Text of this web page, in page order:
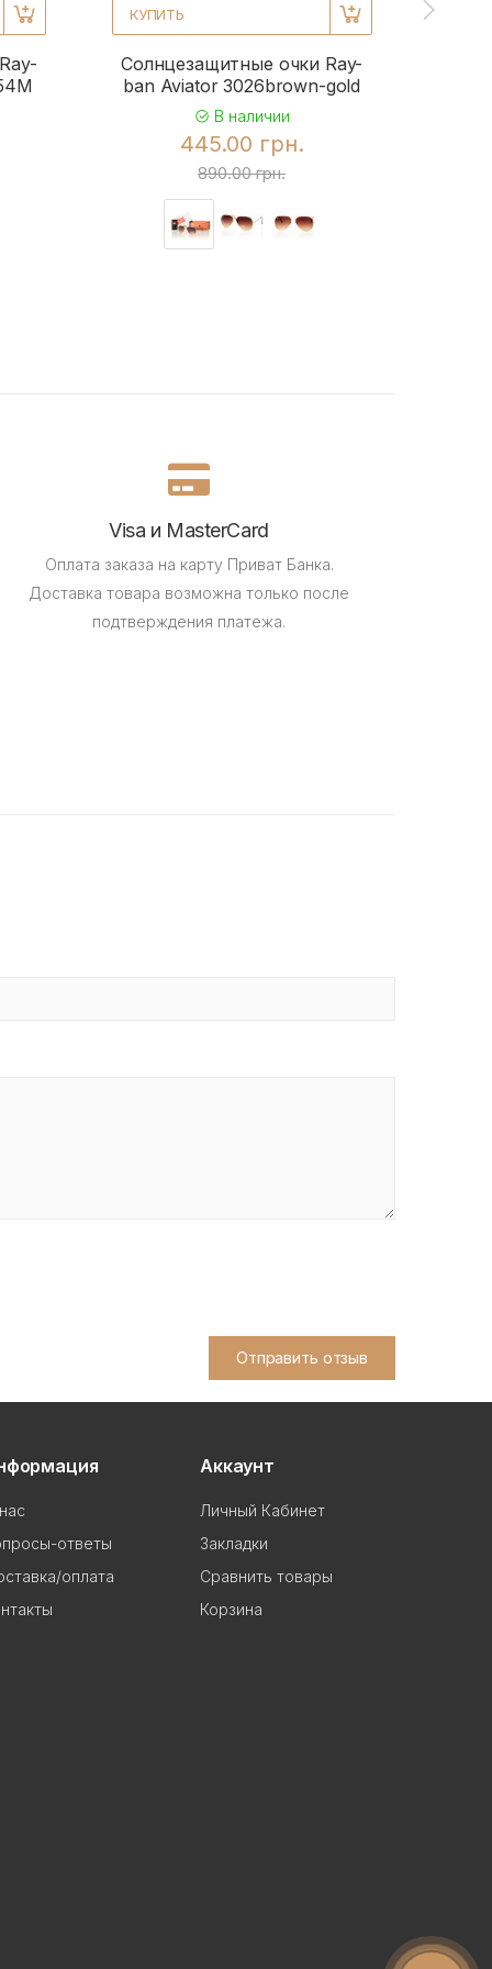
КУПИТЬ
Солнцезащитные очки Ray-
ban Aviator 3026brown-gold
В наличии
445.00 грн.
890.00 грн.
Visa и MasterCard
Оплата заказа на карту Приват Банка.
Доставка товара возможна только после
подтверждения платежа.
Отправить отзыв
ответы
оплата
Аккаунт
Личный Кабинет
Закладки
Сравнить товары
Корзина